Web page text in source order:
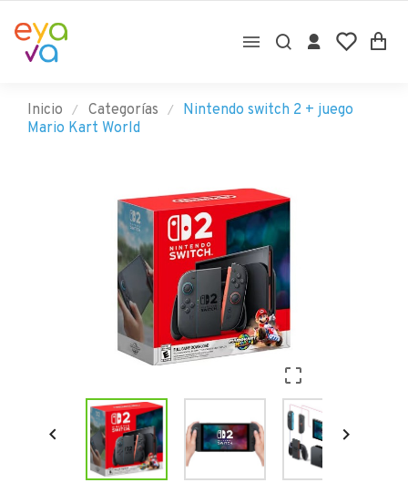

Inicio Categorías
Nintendo switch 2 + juego
Mario Kart World

 